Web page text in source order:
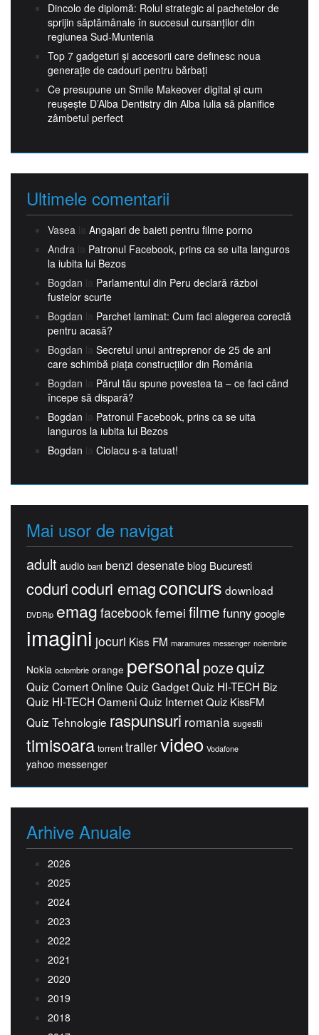
Dincolo de diplomă: Rolul strategic al pachetelor de
sprijin săptămânale în succesul cursanților din
regiunea Sud-Muntenia
Top 7 gadgeturi și accesorii care definesc noua
generație de cadouri pentru bărbați
Ce presupune un Smile Makeover digital și cum
reușește D’Alba Dentistry din Alba Iulia să planifice
zâmbetul perfect
Ultimele comentarii
Vasea la Angajari de baieti pentru filme porno
Andra la Patronul Facebook, prins ca se uita languros
la iubita lui Bezos
Bogdan la Parlamentul din Peru declară război
fustelor scurte
Bogdan la Parchet laminat: Cum faci alegerea corectă
pentru acasă?
Bogdan la Secretul unui antreprenor de 25 de ani
care schimbă piața construcțiilor din România
Bogdan la Părul tău spune povestea ta – ce faci când
începe să dispară?
Bogdan la Patronul Facebook, prins ca se uita
languros la iubita lui Bezos
Bogdan la Ciolacu s-a tatuat!
Mai usor de navigat
adult audio bani benzi desenate blog Bucuresti
coduricoduri emagconcurs download
DVDRip emag facebookfemei filme funny google
imagini jocuri Kiss FM maramures messenger noiembrie
Nokia octombrie orange personal pozequiz
Quiz Comert Online Quiz GadgetQuiz HI-TECH Biz
Quiz HI-TECH OameniQuiz Internet Quiz KissFM
Quiz Tehnologie raspunsuri romania sugestii
timisoara torrent trailervideo Vodafone
yahoo messenger
Arhive Anuale
2026
2025
2024
2023
2022
2021
2020
2019
2018